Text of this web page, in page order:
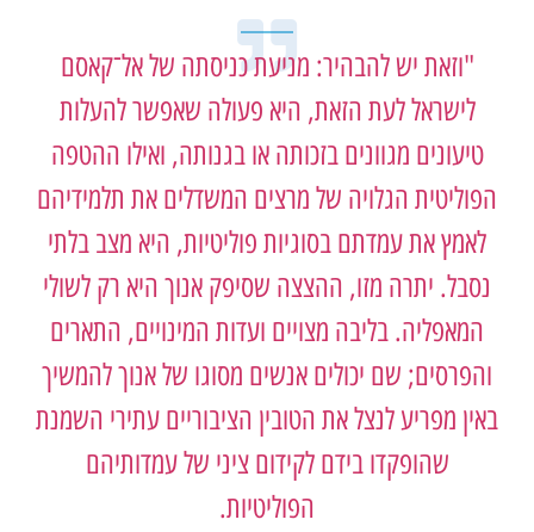
"וזאת יש להבהיר: מניעת כניסתה של אל־קאסם
לישראל לעת הזאת, היא פעולה שאפשר להעלות
טיעונים מגוונים בזכותה או בגנותה, ואילו ההטפה
הפוליטית הגלויה של מרצים המשדלים את תלמידיהם
לאמץ את עמדתם בסוגיות פוליטיות, היא מצב בלתי
נסבל. יתרה מזו, ההצצה שסיפק אנוך היא רק לשולי
המאפליה. בליבה מצויים ועדות המינויים, התארים
והפרסים; שם יכולים אנשים מסוגו של אנוך להמשיך
באין מפריע לנצל את הטובין הציבוריים עתירי השמנת
שהופקדו בידם לקידום ציני של עמדותיהם
הפוליטיות.